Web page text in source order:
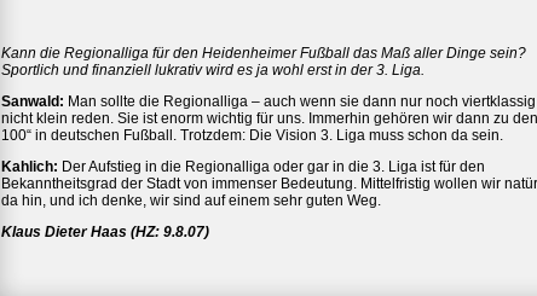
Kann die Regionalliga für den Heidenheimer Fußball das Maß aller Dinge sein?
Sportlich und finanziell lukrativ wird es ja wohl erst in der 3. Liga.
Sanwald: Man sollte die Regionalliga – auch wenn sie dann nur noch
nicht klein reden. Sie ist enorm wichtig für uns. Immerhin gehören wir dann zu den
100“ in deutschen Fußball. Trotzdem: Die Vision 3. Liga muss schon da sein.
Kahlich: Der Aufstieg in die Regionalliga oder gar in die 3. Liga ist für den
Bekanntheitsgrad der Stadt von immenser Bedeutung. Mittelfristig wollen wir
da hin, und ich denke, wir sind auf einem sehr guten Weg.
Klaus Dieter Haas (HZ: 9.8.07)